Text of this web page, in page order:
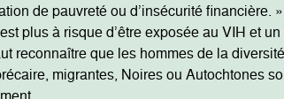
de pauvreté ou d’insécurité
plus à risque d’être exposée au VIH et
reconnaître que les hommes de la
migrantes, Noires ou Autochtones